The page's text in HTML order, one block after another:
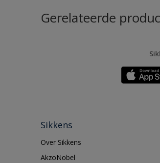
Gerelateerde
Sikkens
Over Sikkens
AkzoNobel